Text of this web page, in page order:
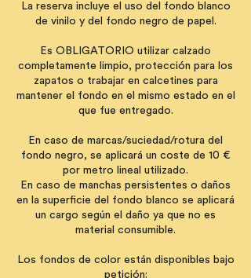
La reserva incluye el uso del fondo blanco
de vinilo y del fondo negro de papel.
Es OBLIGATORIO utilizar calzado
completamente limpio, protección para los
zapatos o trabajar en calcetines para
mantener el fondo en el mismo estado en el
que fue entregado.
En caso de marcas/suciedad/rotura del
fondo negro, se aplicará un coste de 10 €
por metro lineal utilizado.
En caso de manchas persistentes o daños
en la superficie del fondo blanco se aplicará
un cargo según el daño ya que no es
material consumible.
Los fondos de color están disponibles bajo
petición: